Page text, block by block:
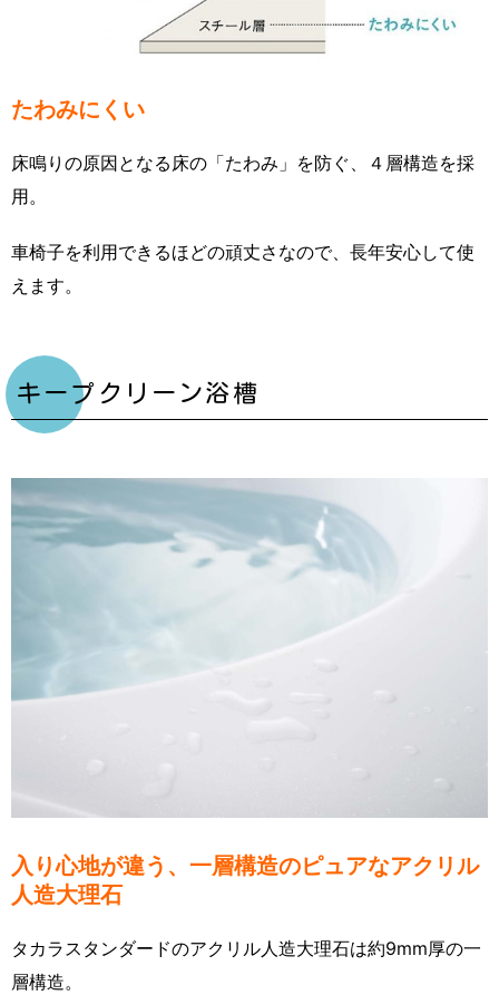
たわみにくい
床鳴りの原因となる床の「たわみ」を防ぐ、４層構造を採
用。
車椅子を利用できるほどの頑丈さなので、長年安心して使
えます。
キープクリーン浴槽
入り心地が違う、一層構造のピュアなアクリル
人造大理石
タカラスタンダードのアクリル人造大理石は約9mm厚の一
層構造。